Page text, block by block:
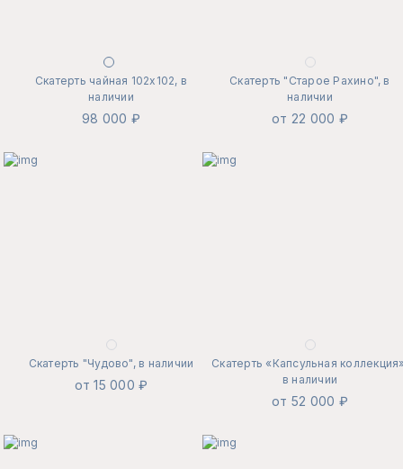
Скатерть чайная 102х102, в
наличии
98 000 ₽
Скатерть "Старое Рахино", в
наличии
от 22 000 ₽
Скатерть "Чудово", в наличии
от 15 000 ₽
Скатерть «Капсульная
в наличии
от 52 000 ₽